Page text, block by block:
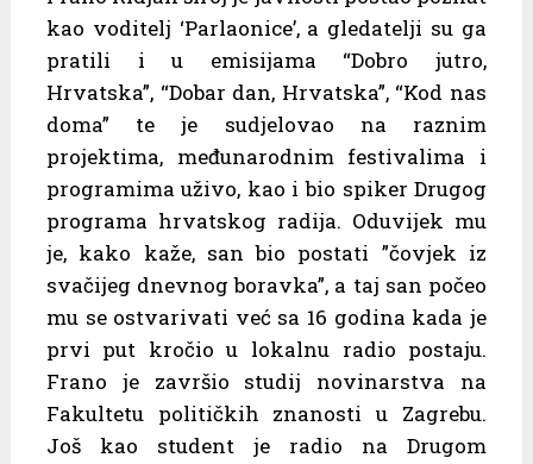
kao voditelj ‘Parlaonice’, a gledatelji su ga
pratili i u emisijama “Dobro jutro,
Hrvatska”, “Dobar dan, Hrvatska”, “Kod nas
doma” te je sudjelovao na raznim
projektima, međunarodnim festivalima i
programima uživo, kao i bio spiker Drugog
programa hrvatskog radija. Oduvijek mu
je, kako kaže, san bio postati ”čovjek iz
svačijeg dnevnog boravka”, a taj san počeo
mu se ostvarivati već sa 16 godina kada je
prvi put kročio u lokalnu radio postaju.
Frano je završio studij novinarstva na
Fakultetu političkih znanosti u Zagrebu.
Još kao student je radio na Drugom